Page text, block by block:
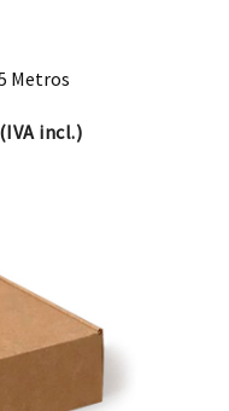
Metros
de precios: desde
incl.)